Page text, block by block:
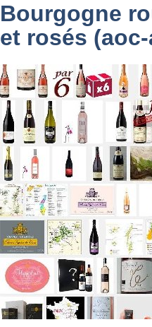
Bourgogne
et rosés